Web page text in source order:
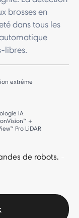
brosses en
dans tous les
libres.
extrême
IA
+
Pro LiDAR
de robots.